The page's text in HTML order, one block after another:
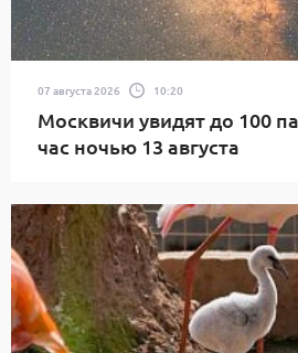
07 августа 2026 10:20
Москвичи увидят до 100
час ночью 13 августа